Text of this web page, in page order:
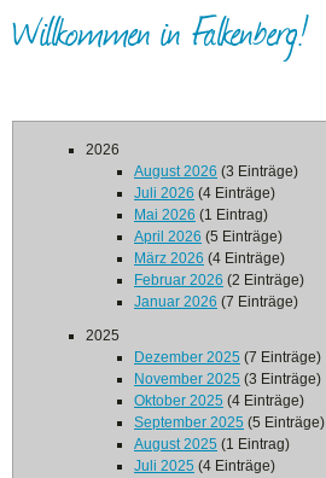
Willkommen in Falkenberg!
2026
August 2026 (3 Einträge)
Juli 2026 (4 Einträge)
Mai 2026 (1 Eintrag)
April 2026 (5 Einträge)
März 2026 (4 Einträge)
Februar 2026 (2 Einträge)
Januar 2026 (7 Einträge)
2025
Dezember 2025 (7 Einträge)
November 2025 (3 Einträge)
Oktober 2025 (4 Einträge)
September 2025 (5 Einträge)
August 2025 (1 Eintrag)
Juli 2025 (4 Einträge)